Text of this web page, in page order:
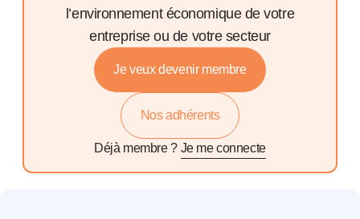
l’environnement économique de votre
entreprise ou de votre secteur
Je veux devenir membre
Nos adhérents
Déjà membre ? Je me connecte